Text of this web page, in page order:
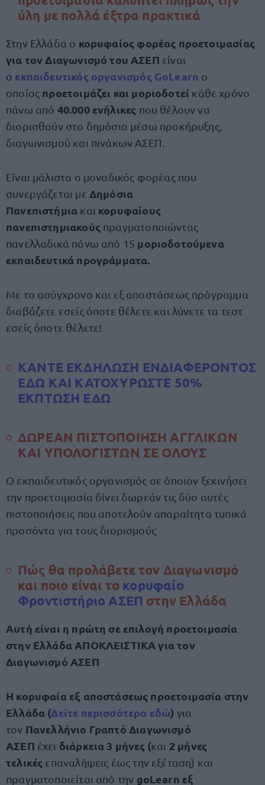
ύλη με πολλά έξτρα πρακτικά
Στην Ελλάδα ο κορυφαίος φορέας προετοιμασίας
για τον Διαγωνισμό του ΑΣΕΠ είναι
ο εκπαιδευτικός οργανισμός GoLearn ο
οποίος προετοιμάζει και μοριοδοτεί κάθε χρόνο
πάνω από 40.000 ενήλικες που θέλουν να
διορισθούν στο δημόσιο μέσω προκήρυξης,
διαγωνισμού και πινάκων ΑΣΕΠ.
Είναι μάλιστα ο μοναδικός φορέας που
συνεργάζεται με Δημόσια
Πανεπιστήμια και κορυφαίους
πανεπιστημιακούς πραγματοποιώντας
πανελλαδικά πάνω από 15 μοριοδοτούμενα
εκπαιδευτικά προγράμματα.
Με το ασύγχρονο και εξ αποστάσεως πρόγραμμα
διαβάζετε εσείς όποτε θέλετε και λύνετε τα τεστ
εσείς όποτε θέλετε!
ΚΑΝΤΕ ΕΚΔΗΛΩΣΗ ΕΝΔΙΑΦΕΡΟΝΤΟΣ
ΕΔΩ ΚΑΙ ΚΑΤΟΧΥΡΩΣΤΕ 50%
ΕΚΠΤΩΣΗ ΕΔΩ
ΔΩΡΕΑΝ ΠΙΣΤΟΠΟΙΗΣΗ ΑΓΓΛΙΚΩΝ
ΚΑΙ ΥΠΟΛΟΓΙΣΤΩΝ ΣΕ ΟΛΟΥΣ
Ο εκπαιδευτικός οργανισμός σε όποιον ξεκινήσει
την προετοιμασία δίνει δωρεάν τις δύο αυτές
πιστοποιήσεις που αποτελούν απαραίτητα τυπικά
προσόντα για τους διορισμούς
Πώς θα προλάβετε τον Διαγωνισμό
και ποιο είναι το κορυφαίο
Φροντιστήριο ΑΣΕΠ στην Ελλάδα
Αυτή είναι η πρώτη σε επιλογή προετοιμασία
στην Ελλάδα ΑΠΟΚΛΕΙΣΤΙΚΑ για τον
Διαγωνισμό ΑΣΕΠ
Η κορυφαία εξ αποστάσεως προετοιμασία στην
Ελλάδα (Δείτε περισσότερα εδώ) για
τον Πανελλήνιο Γραπτό Διαγωνισμό
ΑΣΕΠ έχει διάρκεια 3 μήνες (και 2 μήνες
τελικές επαναλήψεις έως την εξέταση) και
πραγματοποιείται από την goLearn εξ